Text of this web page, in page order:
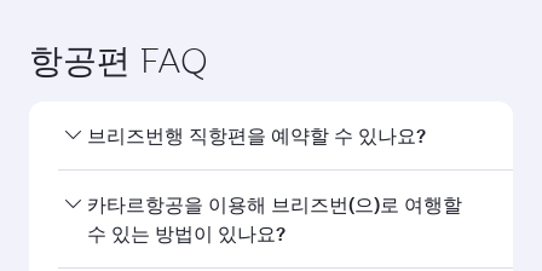
다음 목적지도 좋아하실 것입니
다...